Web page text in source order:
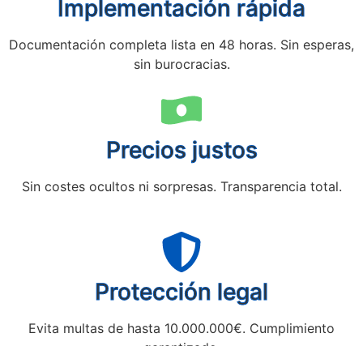
Implementación rápida
Documentación completa lista en 48 horas. Sin esperas,
sin burocracias.
Precios justos
Sin costes ocultos ni sorpresas. Transparencia total.
Protección legal
Evita multas de hasta 10.000.000€. Cumplimiento